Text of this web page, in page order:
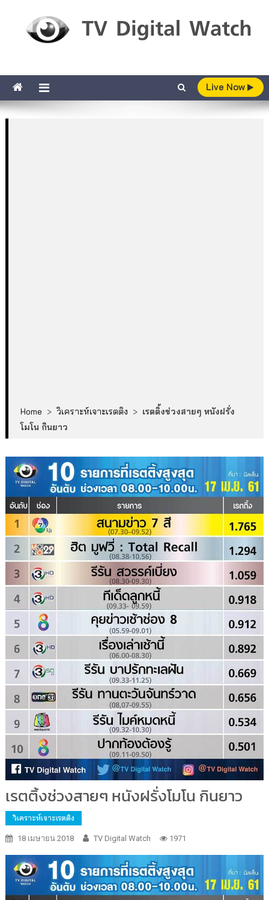
Live Now
Home > วิเคราะห์เจาะเรตติง > เรตติ้งช่วงสายๆ หนังฝรั่ง
โมโน กินยาว
เรตติ้งช่วงสายๆ หนังฝรั่งโมโน กินยาว
วิเคราะห์เจาะเรตติง
18 เมษายน 2018 TV Digital Watch 1971